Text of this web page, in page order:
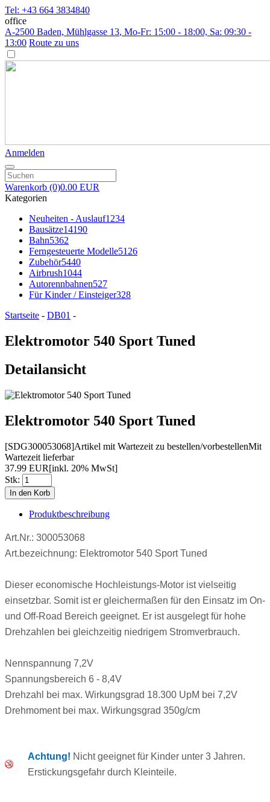
Tel: +43 664 3834840
office
A-2500 Baden, Mühlgasse 13, Mo-Fr: 15:00 - 18:00, Sa: 09:30 -
13:00 Route zu uns
Anmelden
Warenkorb (0)0.00 EUR
Kategorien
Neuheiten - Auslauf1234
Bausätze14190
Bahn5362
Ferngesteuerte Modelle5126
Zubehör5440
Airbrush1044
Autorennbahnen527
Für Kinder / Einsteiger328
Startseite - DB01 -
Elektromotor 540 Sport Tuned
Detailansicht
Elektromotor 540 Sport Tuned
[SDG300053068]Artikel mit Wartezeit zu bestellen/vorbestellenMit
Wartezeit lieferbar
37.99 EUR[inkl. 20% MwSt]
Stk:
Produktbeschreibung
Art.Nr.: 300053068
Art.bezeichnung: Elektromotor 540 Sport Tuned
Dieser economische Hochleistungs-Motor ist vielseitig
einsetzbar. Somit ist er gleichermaßen für den Einsatz im On-
und Off-Road Bereich geeignet. Er ist ausgelegt für hohe
Drehzahlen bei gleichzeitig niedrigem Stromverbrauch.
Nennspannung 7,2V
Spannungsbereich 6 - 8,4V
Drehzahl bei max. Wirkungsgrad 18.300 UpM bei 7,2V
Drehmoment bei max. Wirkungsgrad 350g/cm
Achtung! Nicht geeignet für Kinder unter 3 Jahren.
Erstickungsgefahr durch Kleinteile.